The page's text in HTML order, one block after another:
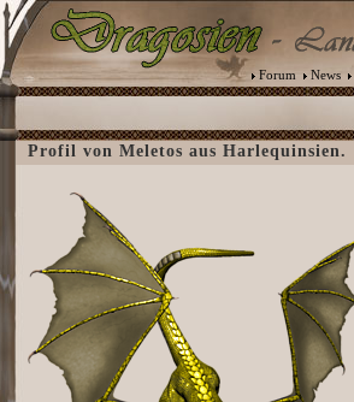
Forum News
Profil von Meletos aus Harlequinsien.